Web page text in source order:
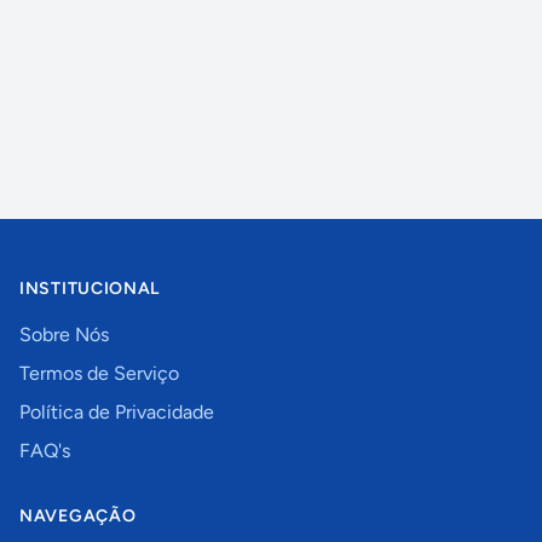
INSTITUCIONAL
Sobre Nós
Termos de Serviço
Política de Privacidade
FAQ's
NAVEGAÇÃO